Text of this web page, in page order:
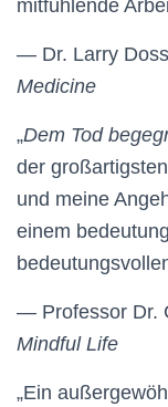
mitfühlende
— Dr. Larry
Medicine
„Dem Tod
der
und meine
einem
— Professor Dr.
Mindful Life
„Ein